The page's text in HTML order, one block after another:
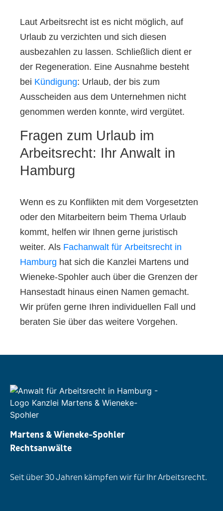
Laut Arbeitsrecht ist es nicht möglich, auf
Urlaub zu verzichten und sich diesen
ausbezahlen zu lassen. Schließlich dient er
der Regeneration. Eine Ausnahme besteht
bei Kündigung: Urlaub, der bis zum
Ausscheiden aus dem Unternehmen nicht
genommen werden konnte, wird vergütet.
Fragen zum Urlaub im
Arbeitsrecht: Ihr Anwalt in
Hamburg
Wenn es zu Konflikten mit dem Vorgesetzten
oder den Mitarbeitern beim Thema Urlaub
kommt, helfen wir Ihnen gerne juristisch
weiter. Als Fachanwalt für Arbeitsrecht in
Hamburg hat sich die Kanzlei Martens und
Wieneke-Spohler auch über die Grenzen der
Hansestadt hinaus einen Namen gemacht.
Wir prüfen gerne Ihren individuellen Fall und
beraten Sie über das weitere Vorgehen.
Martens & Wieneke-Spohler
Rechtsanwälte
Seit über 30 Jahren kämpfen wir für Ihr Arbeitsrecht.